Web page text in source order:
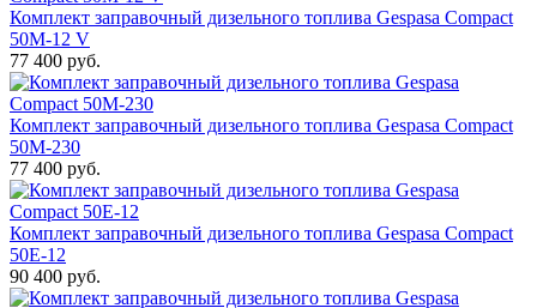
Комплект заправочный дизельного топлива Gespasa Compact
50M-12 V
77 400 руб.
Комплект заправочный дизельного топлива Gespasa Compact
50M-230
77 400 руб.
Комплект заправочный дизельного топлива Gespasa Compact
50E-12
90 400 руб.